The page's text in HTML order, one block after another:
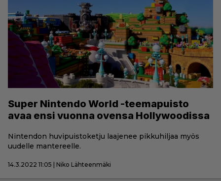
Super Nintendo World -teemapuisto
avaa ensi vuonna ovensa Hollywoodissa
Nintendon huvipuistoketju laajenee pikkuhiljaa myös
uudelle mantereelle.
14.3.2022 11:05 | Niko Lähteenmäki